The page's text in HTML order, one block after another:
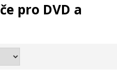
pro DVD a